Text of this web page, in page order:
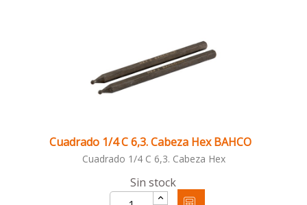
Cuadrado 1/4 C 6,3. Cabeza Hex BAHCO
Cuadrado 1/4 C 6,3. Cabeza Hex
Sin stock